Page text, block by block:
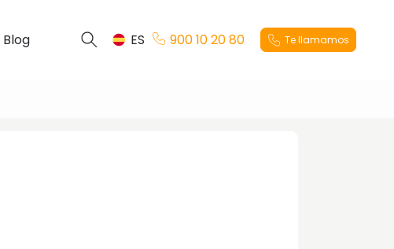
Blog ES 900 10 20 80 Te llamamos